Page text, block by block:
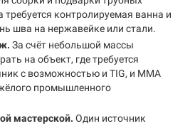
требуется контролируемая ванна и
шва на нержавейке или стали.
За счёт небольшой массы
на объект, где требуется
с возможностью и TIG, и MMA
промышленного
мастерской. Один источник